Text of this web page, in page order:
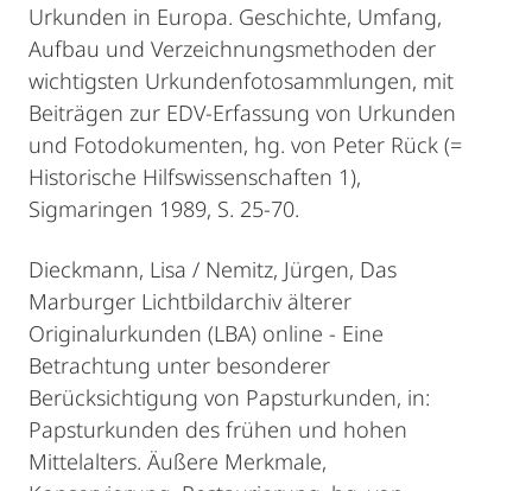
Urkunden in Europa. Geschichte, Umfang,
Aufbau und Verzeichnungsmethoden der
wichtigsten Urkundenfotosammlungen, mit
Beiträgen zur EDV-Erfassung von Urkunden
und Fotodokumenten, hg. von Peter Rück (=
Historische Hilfswissenschaften 1),
Sigmaringen 1989, S. 25-70.
Dieckmann, Lisa / Nemitz, Jürgen, Das
Marburger Lichtbildarchiv älterer
Originalurkunden (LBA) online - Eine
Betrachtung unter besonderer
Berücksichtigung von Papsturkunden, in:
Papsturkunden des frühen und hohen
Mittelalters. Äußere Merkmale,